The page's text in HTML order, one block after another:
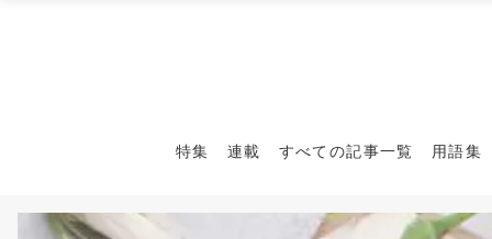
特集 連載 すべての記事一覧 用語集